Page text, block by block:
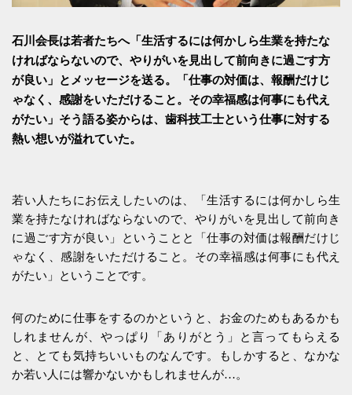
石川会長は若者たちへ「生活するには何かしら生業を持たな
ければならないので、やりがいを見出して前向きに過ごす方
が良い」とメッセージを送る。「仕事の対価は、報酬だけじ
ゃなく、感謝をいただけること。その幸福感は何事にも代え
がたい」そう語る姿からは、歯科技工士という仕事に対する
熱い想いが溢れていた。
若い人たちにお伝えしたいのは、「生活するには何かしら生
業を持たなければならないので、やりがいを見出して前向き
に過ごす方が良い」ということと「仕事の対価は報酬だけじ
ゃなく、感謝をいただけること。その幸福感は何事にも代え
がたい」ということです。
何のために仕事をするのかというと、お金のためもあるかも
しれませんが、やっぱり「ありがとう」と言ってもらえる
と、とても気持ちいいものなんです。もしかすると、なかな
か若い人には響かないかもしれませんが…。